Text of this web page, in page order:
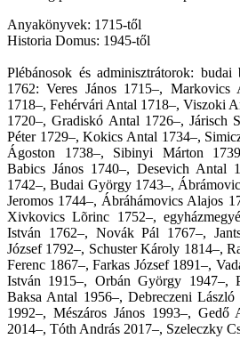
Anyakönyvek: 1715-től
Historia Domus: 1945-től
Plébánosok és adminisztrátorok: budai
1762: Veres János 1715–,
1718–, Fehérvári Antal 1718–, Viszoki
1720–, Gradiskó Antal 1726–, Járisch
Péter 1729–, Kokics Antal 1734–,
Ágoston 1738–, Sibinyi Márton
Babics János 1740–, Desevich Antal
1742–, Budai György 1743–,
Jeromos 1744–, Ábráhámovics Alajos
Xivkovics Lõrinc 1752–,
István 1762–, Novák Pál 1767–,
József 1792–, Schuster Károly 1814–,
Ferenc 1867–, Farkas József 1891–,
István 1915–, Orbán György 1947–,
Baksa Antal 1956–, Debreczeni
1992–, Mészáros János 1993–,
2014–, Tóth András 2017–, Szeleczky